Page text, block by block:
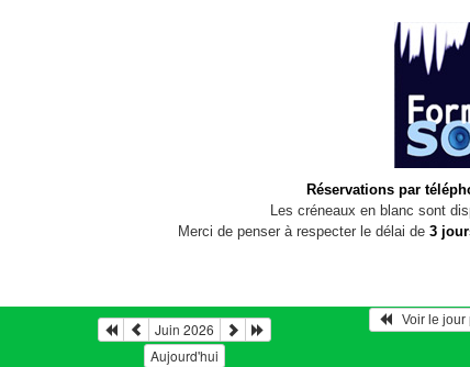
Réservations par
Les créneaux en blanc sont
Merci de penser à respecter le délai de 3
Juin 2026
Aujourd'hui
Voir le